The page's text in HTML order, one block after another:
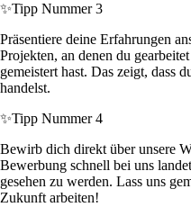
✨Tipp Nummer 3
Präsentiere deine Erfahrungen
Projekten, an denen du
gemeistert hast. Das zeigt, dass
handelst.
✨Tipp Nummer 4
Bewirb dich direkt über unsere
Bewerbung schnell bei uns
gesehen zu werden. Lass uns
Zukunft arbeiten!